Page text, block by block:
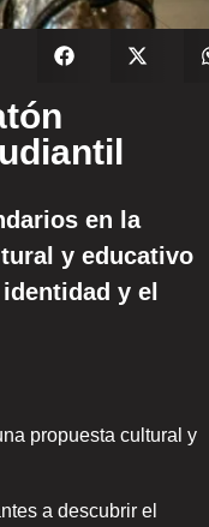
en la
y educativo
y el
propuesta cultural y
a descubrir el